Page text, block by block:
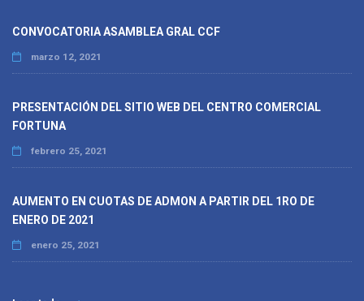
CONVOCATORIA ASAMBLEA GRAL CCF
marzo 12, 2021
PRESENTACIÓN DEL SITIO WEB DEL CENTRO COMERCIAL
FORTUNA
febrero 25, 2021
AUMENTO EN CUOTAS DE ADMON A PARTIR DEL 1RO DE
ENERO DE 2021
enero 25, 2021